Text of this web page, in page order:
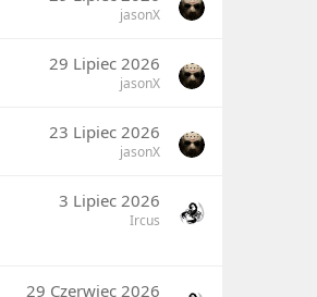
jasonX
29 Lipiec 2026
jasonX
23 Lipiec 2026
jasonX
3 Lipiec 2026
Ircus
29 Czerwiec 2026